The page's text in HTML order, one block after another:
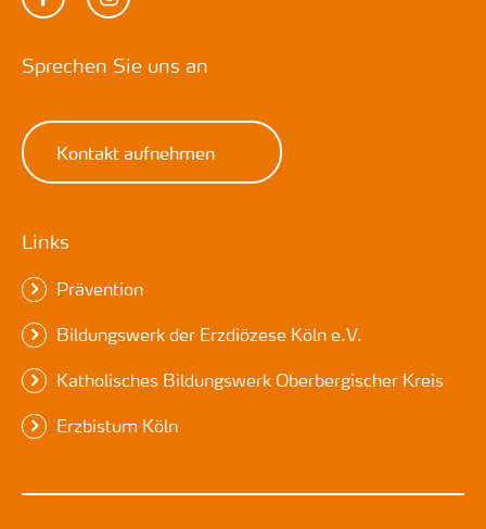
Sprechen Sie uns an
Kontakt aufnehmen
Links
Prävention
Bildungswerk der Erzdiözese Köln e.V.
Katholisches Bildungswerk Oberbergischer Kreis
Erzbistum Köln